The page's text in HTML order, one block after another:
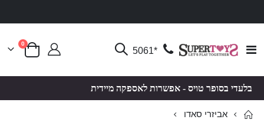
Toggle
*5061 סל קניות
0פריטים
בלעדי בסופר טויס - אפשרות לאספקה מיידית
אביזרי סאדו